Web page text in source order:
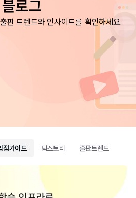
블로그
판 트렌드와 인사이트를 확인하세요.
점가이드 팀스토리 출판트렌드